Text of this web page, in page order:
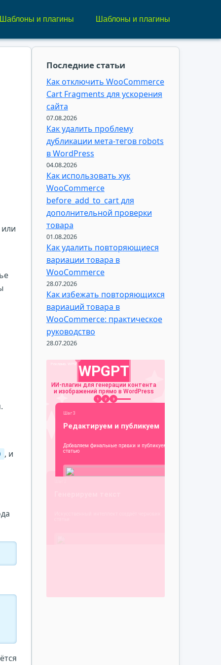
и плагины Шаблоны и плагины
, и
Последние статьи
Как отключить WooCommerce
Cart Fragments для ускорения
сайта
07.08.2026
Как удалить проблему
дубликации мета-тегов robots
в WordPress
04.08.2026
Как использовать хук
WooCommerce
before_add_to_cart для
дополнительной проверки
товара
01.08.2026
Как удалить повторяющиеся
вариации товара в
WooCommerce
28.07.2026
Как избежать повторяющихся
вариаций товара в
WooCommerce: практическое
руководство
28.07.2026